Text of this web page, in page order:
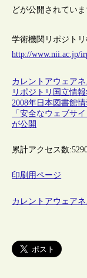
どが公開されていま
学術機関リポジト
http://www.nii.ac.jp/
カレントアウェア
リポジトリ 国立情
2008年日本図書館
「安全なウェブサ
が公開
累計アクセス数:
印刷用ページ
カレントアウェア